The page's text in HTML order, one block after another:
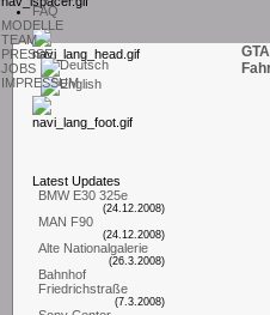
FAQ
MODELLE
TEAM
PRESSE
JOBS
IMPRESSUM
L atest Updates
BMW E30 325e
(24.12.2008)
MAN F90
(24.12.2008)
Alte Nationalgalerie
(26.3.2008)
Bahnhof
Friedrichstraße
(7.3.2008)